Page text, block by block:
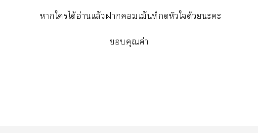
าใได้อ่านแล้วาเม้นท์หัวใด้วยะะ
คุณค่า